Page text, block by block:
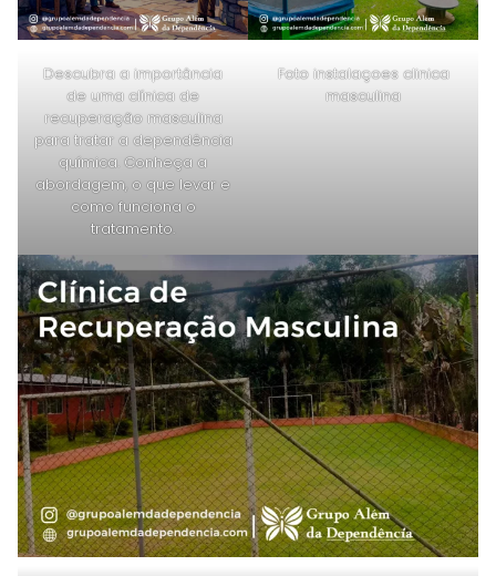
Descubra a importância
de uma clínica de
recuperação masculina
para tratar a dependência
química. Conheça a
abordagem, o que levar e
como funciona o
tratamento.
Foto instalaçoes clinica
masculina